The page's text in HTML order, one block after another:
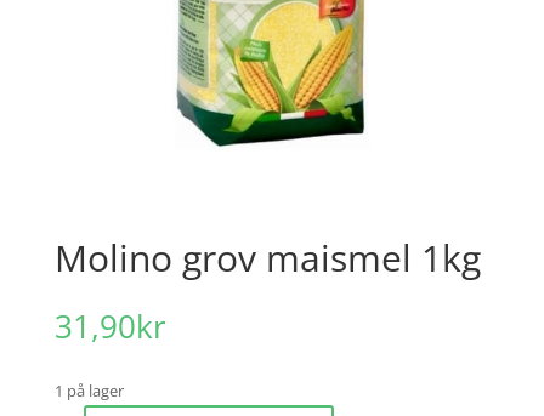
Molino grov maismel 1kg
31,90kr
1 på lager